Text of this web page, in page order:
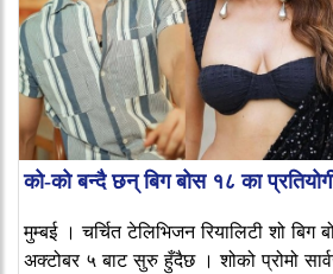
को-को बन्दै छन् बिग बोस १८ का
मुम्बई । चर्चित टेलिभिजन रियालिटी शो
अक्टोबर ५ बाट सुरु हुँदैछ । शोको प्रोमो